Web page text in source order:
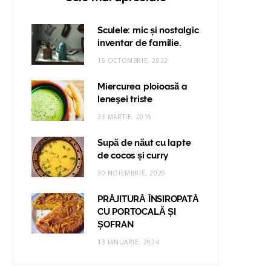
Sculele: mic și nostalgic
inventar de familie.
15 OCTOMBRIE, 2022
Miercurea ploioasă a
leneşei triste
23 MARTIE, 2016
Supă de năut cu lapte
de cocos și curry
30 NOIEMBRIE, 2020
PRĂJITURĂ ÎNSIROPATĂ
CU PORTOCALĂ ȘI
ȘOFRAN
13 IANUARIE, 2024